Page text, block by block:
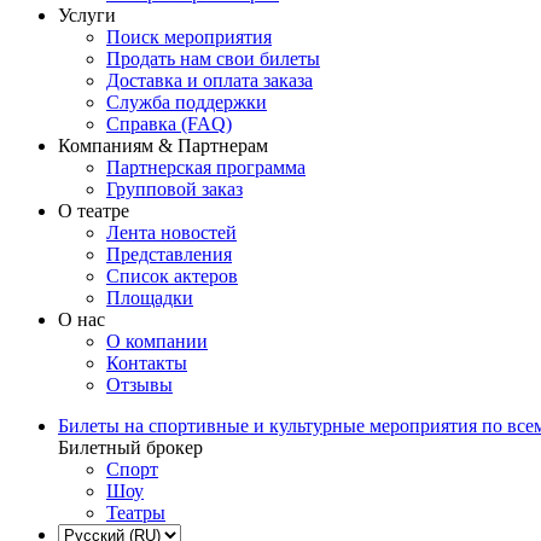
Услуги
Поиск мероприятия
Продать нам свои билеты
Доставка и оплата заказа
Служба поддержки
Справка (FAQ)
Компаниям & Партнерам
Партнерская программа
Групповой заказ
О театре
Лента новостей
Представления
Список актеров
Площадки
О нас
О компании
Контакты
Отзывы
Билеты на спортивные и культурные мероприятия по
Билетный брокер
Спорт
Шоу
Театры